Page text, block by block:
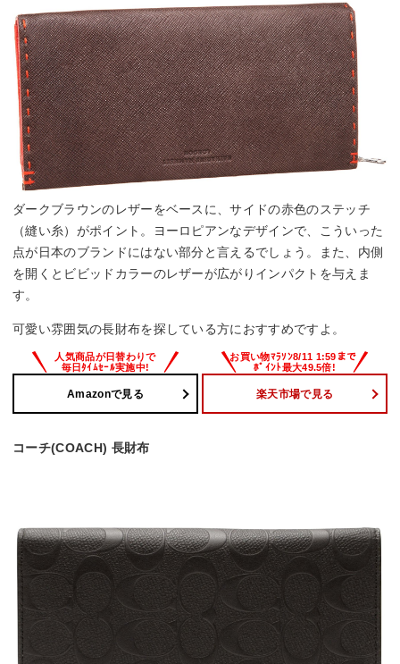
ダークブラウンのレザーをベースに、サイドの赤色のステッチ
（縫い糸）がポイント。ヨーロピアンなデザインで、こういった
点が日本のブランドにはない部分と言えるでしょう。また、内側
を開くとビビッドカラーのレザーが広がりインパクトを与えま
す。
可愛い雰囲気の長財布を探している方におすすめですよ。
Amazonで見る 楽天市場で見る
コーチ(COACH) 長財布